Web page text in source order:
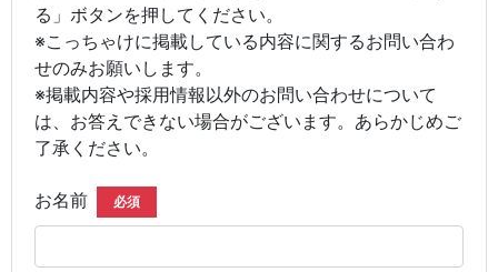
る」ボタンを押してください。
※こっちゃけに掲載している内容に関するお問い合わ
せのみお願いします。
※掲載内容や採用情報以外のお問い合わせについて
は、お答えできない場合がございます。あらかじめご
了承ください。
お名前 必須